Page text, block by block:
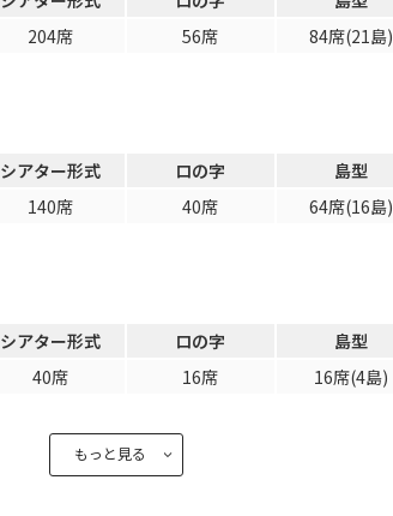
204席
56席
84席(21島)
シアター形式
140席
ロの字
40席
島型
64席(16島)
シアター形式
40席
ロの字
16席
島型
16席(4島)
もっと見る